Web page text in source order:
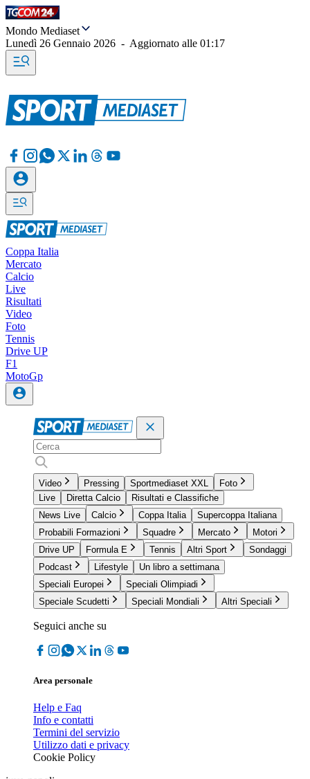
Mondo Mediaset
Lunedì 26 Gennaio 2026 - Aggiornato alle 01:17
Coppa Italia
Mercato
Calcio
Live
Risultati
Video
Foto
Tennis
Drive UP
F1
MotoGp
Video Pressing Sportmediaset XXL
Foto
Live
Diretta Calcio
Risultati e Classifiche
News Live
Calcio Coppa Italia
Supercoppa Italiana
Probabili Formazioni
Squadre Mercato
Motori
Drive UP
Formula E Tennis Altri Sport
Sondaggi
Podcast
Lifestyle
Un libro a settimana
Speciali Europei
Speciali Olimpiadi
Speciale Scudetti
Speciali Mondiali Altri Speciali
Seguici anche su
Area personale
Help e Faq
Info e contatti
Termini del servizio
Utilizzo dati e privacy
Cookie Policy